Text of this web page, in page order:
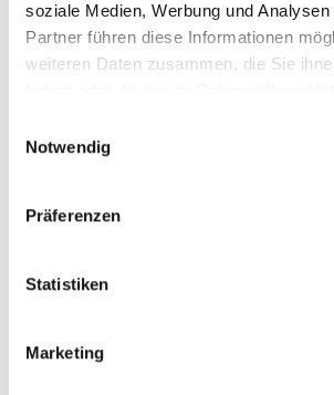
soziale Medien, Werbung und
Partner führen diese Informationen
weiteren Daten zusammen, die Sie
Notwendig
Präferenzen
Statistiken
Marketing
+